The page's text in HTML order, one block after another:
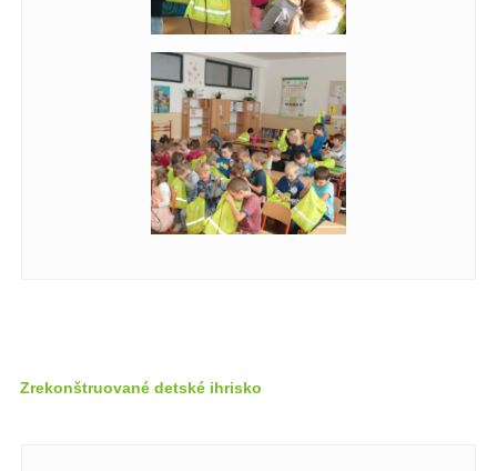
Zrekonštruované detské ihrisko